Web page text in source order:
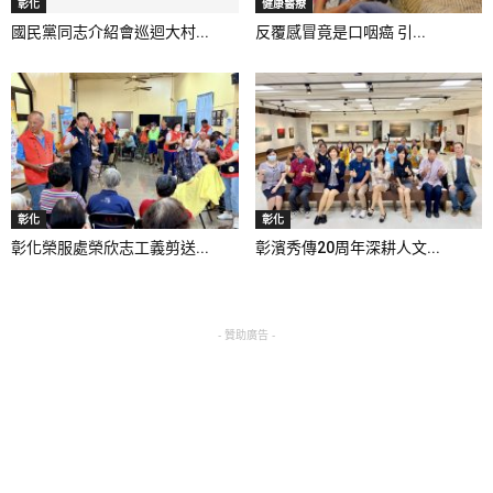
國民黨同志介紹會巡迴大村... 反覆感冒竟是口咽癌 引...
彰化
彰化榮服處榮欣志工義剪送...
彰化
彰濱秀傳20周年深耕人文...
- 贊助廣告 -